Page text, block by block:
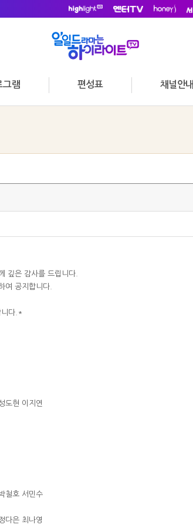
그램 편성표 채널안내
깊은 감사를 드립니다.
여 공지합니다.
니다.*
도현 이지연
철호 서민수
다은 최나영